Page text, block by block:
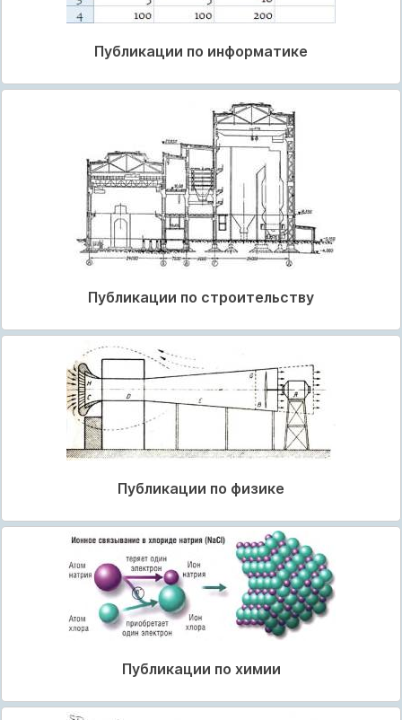
Публикации по информатике
Публикации по строительству
Публикации по физике
Публикации по химии